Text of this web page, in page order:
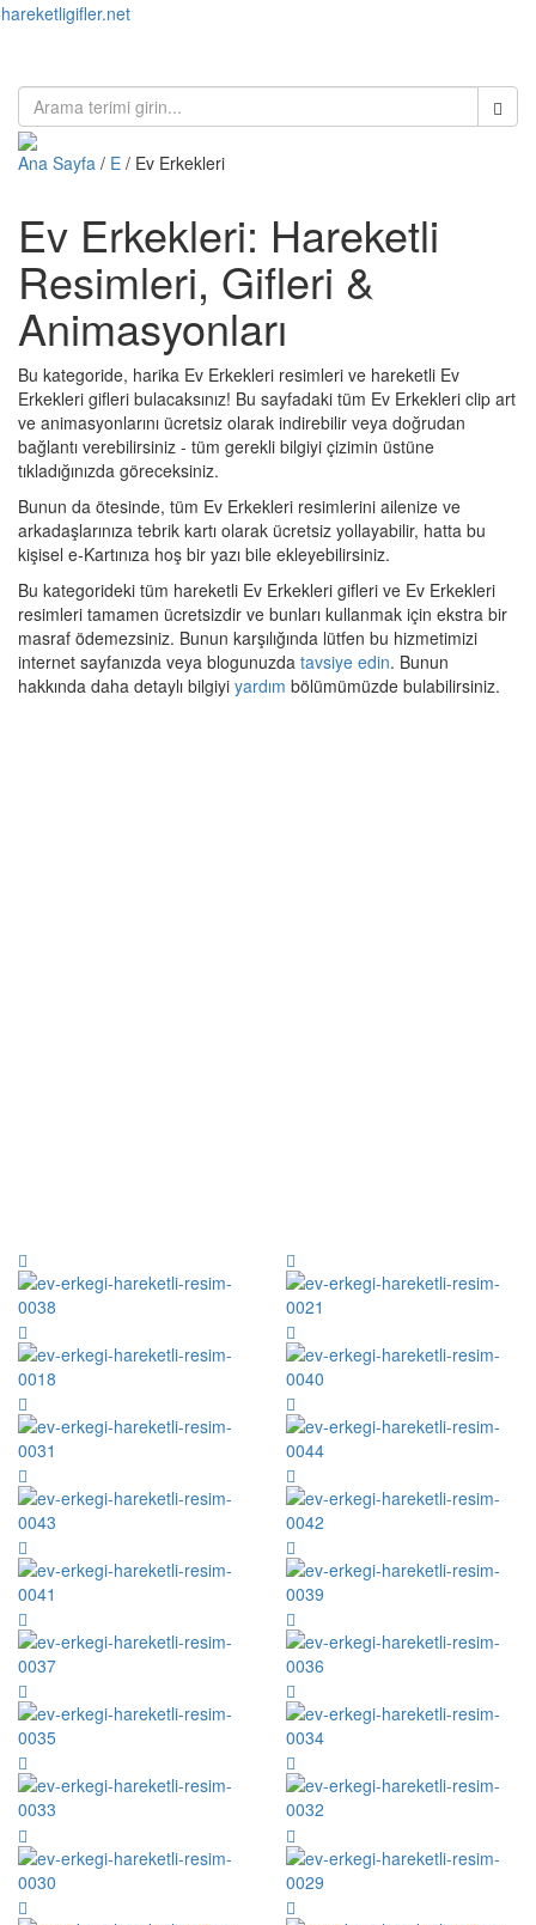
hareketligifler.net
Ana Sayfa / E / Ev Erkekleri
Ev Erkekleri: Hareketli
Resimleri, Gifleri &
Animasyonları
Bu kategoride, harika Ev Erkekleri resimleri ve hareketli Ev
Erkekleri gifleri bulacaksınız! Bu sayfadaki tüm Ev Erkekleri clip art
ve animasyonlarını ücretsiz olarak indirebilir veya doğrudan
bağlantı verebilirsiniz - tüm gerekli bilgiyi çizimin üstüne
tıkladığınızda göreceksiniz.
Bunun da ötesinde, tüm Ev Erkekleri resimlerini ailenize ve
arkadaşlarınıza tebrik kartı olarak ücretsiz yollayabilir, hatta bu
kişisel e-Kartınıza hoş bir yazı bile ekleyebilirsiniz.
Bu kategorideki tüm hareketli Ev Erkekleri gifleri ve Ev Erkekleri
resimleri tamamen ücretsizdir ve bunları kullanmak için ekstra bir
masraf ödemezsiniz. Bunun karşılığında lütfen bu hizmetimizi
internet sayfanızda veya blogunuzda tavsiye edin. Bunun
hakkında daha detaylı bilgiyi yardım bölümümüzde bulabilirsiniz.